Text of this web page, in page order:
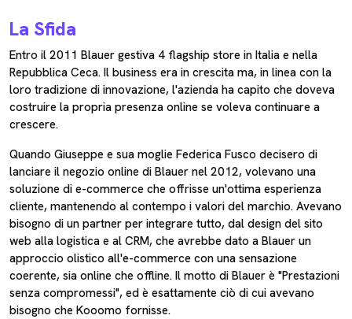
La Sfida
Entro il 2011 Blauer gestiva 4 flagship store in Italia e nella
Repubblica Ceca. Il business era in crescita ma, in linea con la
loro tradizione di innovazione, l'azienda ha capito che doveva
costruire la propria presenza online se voleva continuare a
crescere.
Quando Giuseppe e sua moglie Federica Fusco decisero di
lanciare il negozio online di Blauer nel 2012, volevano una
soluzione di e-commerce che offrisse un'ottima esperienza
cliente, mantenendo al contempo i valori del marchio. Avevano
bisogno di un partner per integrare tutto, dal design del sito
web alla logistica e al CRM, che avrebbe dato a Blauer un
approccio olistico all'e-commerce con una sensazione
coerente, sia online che offline. Il motto di Blauer è "Prestazioni
senza compromessi", ed è esattamente ciò di cui avevano
bisogno che Kooomo fornisse.